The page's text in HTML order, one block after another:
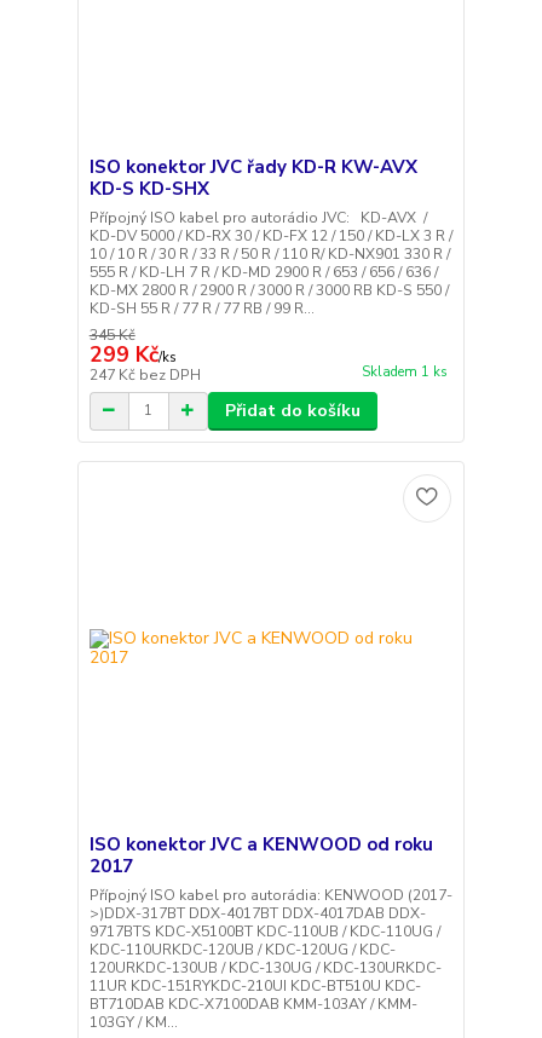
ISO konektor JVC řady KD-R KW-AVX
KD-S KD-SHX
Přípojný ISO kabel pro autorádio JVC: KD-AVX /
KD-DV 5000 / KD-RX 30 / KD-FX 12 / 150 / KD-LX 3 R /
10 / 10 R / 30 R / 33 R / 50 R / 110 R/ KD-NX901 330 R /
555 R / KD-LH 7 R / KD-MD 2900 R / 653 / 656 / 636 /
KD-MX 2800 R / 2900 R / 3000 R / 3000 RB KD-S 550 /
KD-SH 55 R / 77 R / 77 RB / 99 R...
345 Kč
299 Kč/ks
247 Kč bez DPH Skladem 1 ks
Přidat do košíku
ISO konektor JVC a KENWOOD od roku
2017
Přípojný ISO kabel pro autorádia: KENWOOD (2017-
>)DDX-317BT DDX-4017BT DDX-4017DAB DDX-
9717BTS KDC-X5100BT KDC-110UB / KDC-110UG /
KDC-110URKDC-120UB / KDC-120UG / KDC-
120URKDC-130UB / KDC-130UG / KDC-130URKDC-
11UR KDC-151RYKDC-210UI KDC-BT510U KDC-
BT710DAB KDC-X7100DAB KMM-103AY / KMM-
103GY / KM...